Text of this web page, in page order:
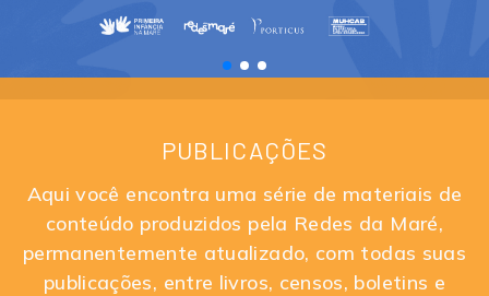
PUBLICAÇÕES
Aqui você encontra uma série de materiais de
conteúdo produzidos pela Redes da Maré,
permanentemente atualizado, com todas suas
publicações, entre livros, censos, boletins e